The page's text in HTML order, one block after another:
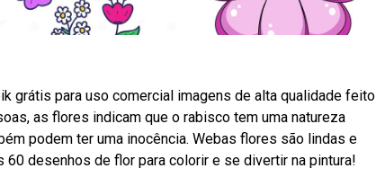
grátis para uso comercial imagens de alta qualidade feito
as flores indicam que o rabisco tem uma natureza
podem ter uma inocência. Webas flores são lindas e
desenhos de flor para colorir e se divertir na pintura!